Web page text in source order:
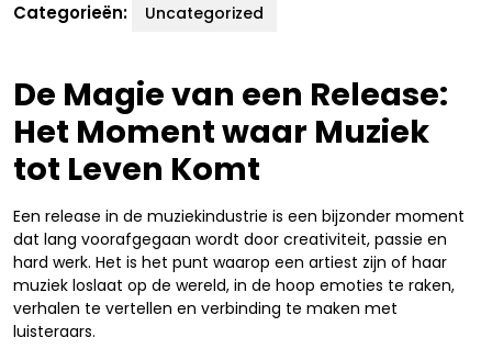
Categorieën: Uncategorized
De Magie van een Release:
Het Moment waar Muziek
tot Leven Komt
Een release in de muziekindustrie is een bijzonder moment
dat lang voorafgegaan wordt door creativiteit, passie en
hard werk. Het is het punt waarop een artiest zijn of haar
muziek loslaat op de wereld, in de hoop emoties te raken,
verhalen te vertellen en verbinding te maken met
luisteraars.